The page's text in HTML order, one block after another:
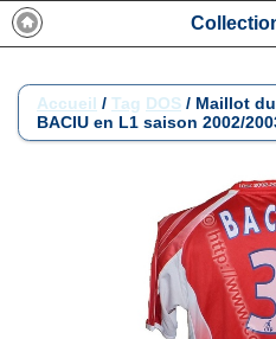
Accueil / Tag DOS / Maillot
BACIU en L1 saison 2002/